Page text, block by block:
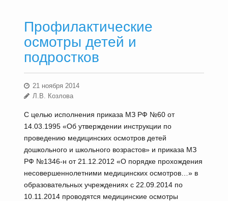
Профилактические
осмотры детей и
подростков
21 ноября 2014
Л.В. Козлова
С целью исполнения приказа МЗ РФ №60 от
14.03.1995 «Об утверждении инструкции по
проведению медицинских осмотров детей
дошкольного и школьного возрастов» и приказа МЗ
РФ №1346-н от 21.12.2012 «О порядке прохождения
несовершеннолетними медицинских осмотров…» в
образовательных учреждениях с 22.09.2014 по
10.11.2014 проводятся медицинские осмотры